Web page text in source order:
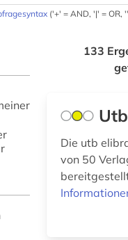
('+' = AND, '|' = OR,
133
Die utb
von 50